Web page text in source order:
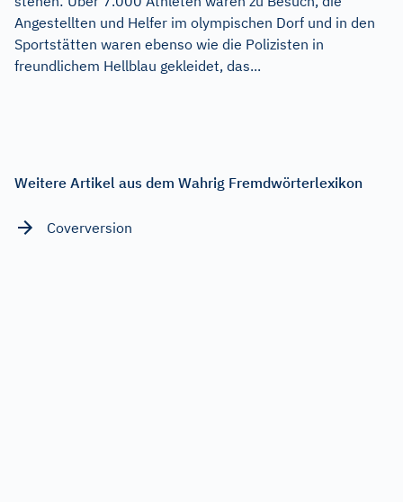
Angestellten und Helfer im olympischen Dorf und in den
Sportstätten waren ebenso wie die Polizisten in
freundlichem Hellblau gekleidet, das...
Weitere Artikel aus dem Wahrig Fremdwörterlexikon
Coverversion